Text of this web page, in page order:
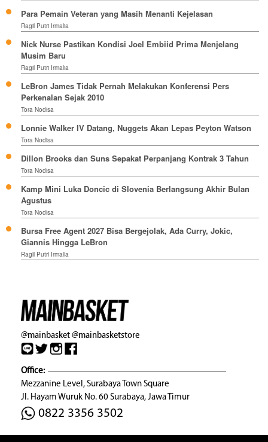
Para Pemain Veteran yang Masih Menanti Kejelasan
Ragil Putri Irmalia
Nick Nurse Pastikan Kondisi Joel Embiid Prima Menjelang
Musim Baru
Ragil Putri Irmalia
LeBron James Tidak Pernah Melakukan Konferensi Pers
Perkenalan Sejak 2010
Tora Nodisa
Lonnie Walker IV Datang, Nuggets Akan Lepas Peyton Watson
Tora Nodisa
Dillon Brooks dan Suns Sepakat Perpanjang Kontrak 3 Tahun
Tora Nodisa
Kamp Mini Luka Doncic di Slovenia Berlangsung Akhir Bulan
Agustus
Tora Nodisa
Bursa Free Agent 2027 Bisa Bergejolak, Ada Curry, Jokic,
Giannis Hingga LeBron
Ragil Putri Irmalia
@mainbasket@mainbasketstore
Office:
Mezzanine Level, Surabaya Town Square
Jl. Hayam Wuruk No. 60 Surabaya, Jawa Timur
0822 3356 3502